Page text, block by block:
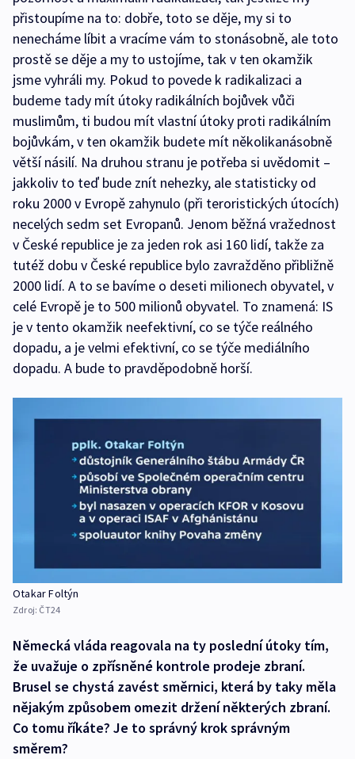
přistoupíme na to: dobře, toto se děje, my si to
nenecháme líbit a vracíme vám to stonásobně, ale toto
prostě se děje a my to ustojíme, tak v ten okamžik
jsme vyhráli my. Pokud to povede k radikalizaci a
budeme tady mít útoky radikálních bojůvek vůči
muslimům, ti budou mít vlastní útoky proti radikálním
bojůvkám, v ten okamžik budete mít několikanásobně
větší násilí. Na druhou stranu je potřeba si uvědomit –
jakkoliv to teď bude znít nehezky, ale statisticky od
roku 2000 v Evropě zahynulo (při teroristických útocích)
necelých sedm set Evropanů. Jenom běžná vražednost
v České republice je za jeden rok asi 160 lidí, takže za
tutéž dobu v České republice bylo zavražděno přibližně
2000 lidí. A to se bavíme o deseti milionech obyvatel, v
celé Evropě je to 500 milionů obyvatel. To znamená: IS
je v tento okamžik neefektivní, co se týče reálného
dopadu, a je velmi efektivní, co se týče mediálního
dopadu. A bude to pravděpodobně horší.
Otakar Foltýn
Zdroj: ČT24
Německá vláda reagovala na ty poslední útoky tím,
že uvažuje o zpřísněné kontrole prodeje zbraní.
Brusel se chystá zavést směrnici, která by taky měla
nějakým způsobem omezit držení některých zbraní.
Co tomu říkáte? Je to správný krok správným
směrem?